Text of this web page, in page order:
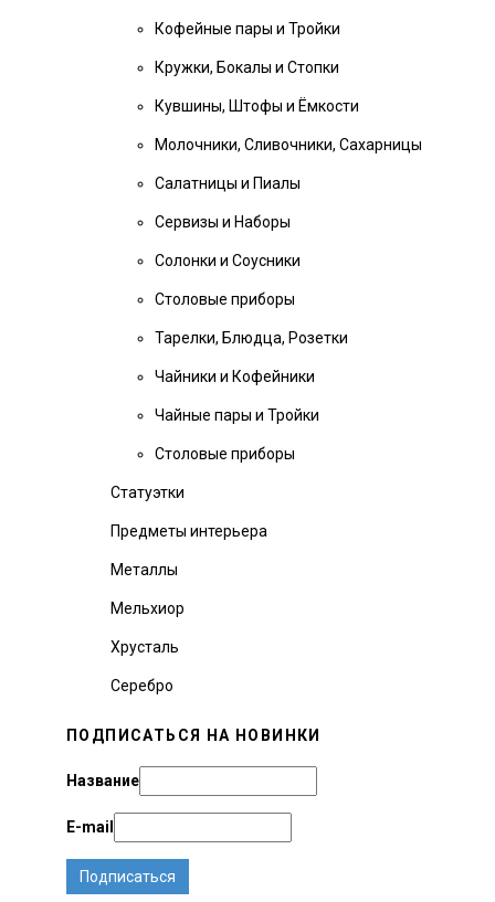
Кофейные пары и Тройки
Кружки, Бокалы и Стопки
Кувшины, Штофы и Ёмкости
Молочники, Сливочники, Сахарницы
Салатницы и Пиалы
Сервизы и Наборы
Солонки и Соусники
Столовые приборы
Тарелки, Блюдца, Розетки
Чайники и Кофейники
Чайные пары и Тройки
Столовые приборы
Статуэтки
Предметы интерьера
Металлы
Мельхиор
Хрусталь
Серебро
ПОДПИСАТЬСЯ НА НОВИНКИ
Название
E-mail